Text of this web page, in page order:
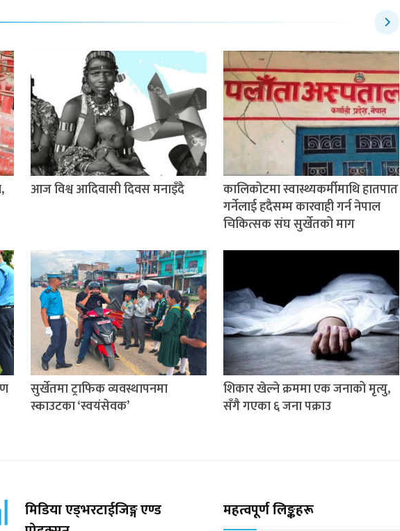
आज विश्व आदिवासी दिवस मनाइँदै
कालिकोटमा स्वास्थ्यकर्मीमाथि हातपात
गर्नेलाई हदैसम्म कारवाही गर्न नेपाल
चिकित्सक संघ सुर्खेतको माग
सुर्खेतमा ट्राफिक व्यवस्थापनमा
स्काउटका ‘स्वयंसेवक’
शिकार खेल्ने क्रममा एक जनाको मृत्यु,
सँगै गएका ६ जना पक्राउ
मिडिया एड्भरटाईजिङ्ग एण्ड
महत्वपूर्ण लिङ्कहरू